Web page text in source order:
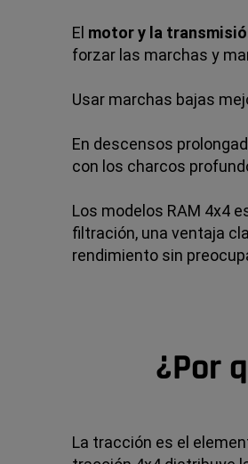
El motor y la
forzar las marchas y
Usar marchas bajas
En descensos
con los charcos
Los modelos RAM 4x4
filtración, una ventaja
rendimiento sin
¿Por
La tracción es el